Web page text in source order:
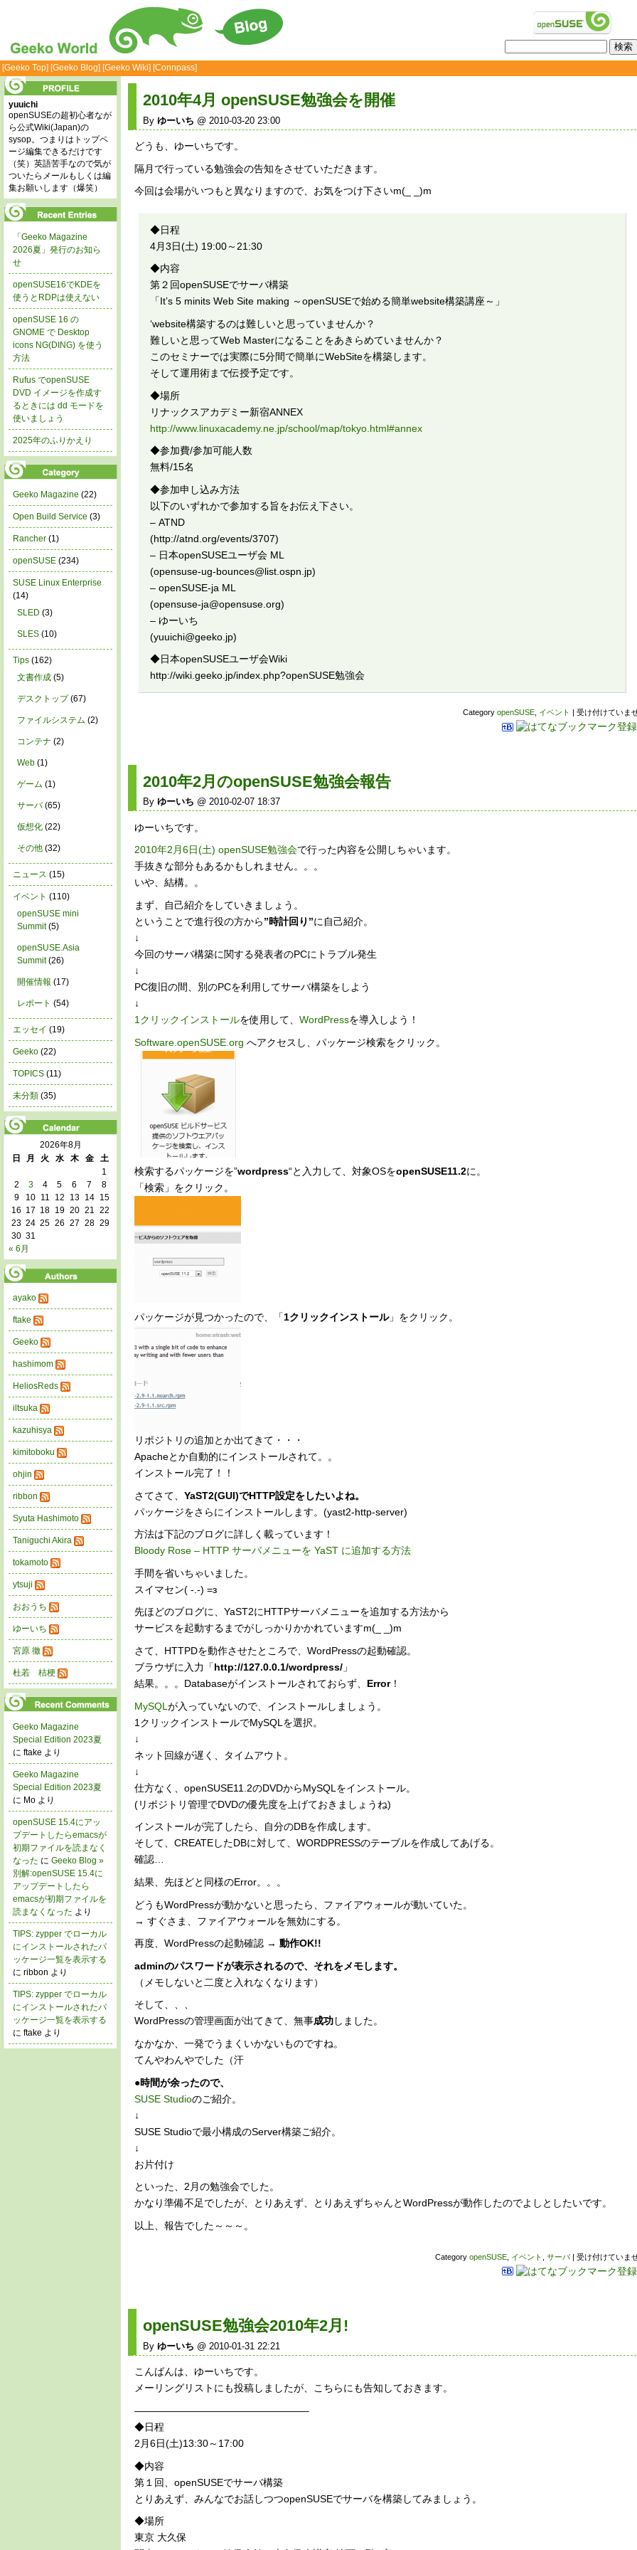
[Geeko Top] [Geeko Blog] [Geeko Wiki] [Connpass]
2010年4月 openSUSE勉強会を開催
By ゆーいち @ 2010-03-20 23:00
どうも、ゆーいちです。
隔月で行っている勉強会の告知をさせていただきます。
今回は会場がいつもと異なりますので、お気をつけ下さいm(_ _)m
◆日程
4月3日(土) 19:00～21:30
◆内容
第２回openSUSEでサーバ構築
「It’s 5 minits Web Site making ～openSUSEで始める簡単website構築講座～」
‘website構築するのは難しいと思っていませんか？
難しいと思ってWeb Masterになることをあきらめていませんか？
このセミナーでは実際に5分間で簡単にWebSiteを構築します。
そして運用術まで伝授予定です。
◆場所
リナックスアカデミー新宿ANNEX
http://www.linuxacademy.ne.jp/school/map/tokyo.html#annex
◆参加費/参加可能人数
無料/15名
◆参加申し込み方法
以下のいずれかで参加する旨をお伝え下さい。
– ATND
(http://atnd.org/events/3707)
– 日本openSUSEユーザ会 ML
(opensuse-ug-bounces@list.ospn.jp)
– openSUSE-ja ML
(opensuse-ja@opensuse.org)
– ゆーいち
(yuuichi@geeko.jp)
◆日本openSUSEユーザ会Wiki
http://wiki.geeko.jp/index.php?openSUSE勉強会
Category openSUSE, イベント 受け付けていま
2010年2月のopenSUSE勉強会報告
By ゆーいち @ 2010-02-07 18:37
ゆーいちです。
2010年2月6日(土) openSUSE勉強会で行った内容を公開しちゃいます。
手抜きな部分もあるかもしれません。。。
いや、結構。。
まず、自己紹介をしていきましょう。
ということで進行役の方から”時計回り”に自己紹介。
↓
今回のサーバ構築に関する発表者のPCにトラブル発生
↓
PC復旧の間、別のPCを利用してサーバ構築をしよう
↓
1クリックインストールを使用して、 WordPressを導入しよう！
Software.openSUSE.org へアクセスし、パッケージ検索をクリック。
検索するパッケージを”wordpress“と入力して、対象OSをopenSUSE11.2に。
「検索」をクリック。
パッケージが見つかったので、「1クリックインストール」をクリック。
リポジトリの追加とか出てきて・・・
Apacheとか自動的にインストールされて。。
インストール完了！！
さてさて、 YaST2(GUI)でHTTP設定をしたいよね。
パッケージをさらにインストールします。(yast2-http-server)
方法は下記のブログに詳しく載っています！
Bloody Rose – HTTP サーバメニューを YaST に追加する方法
手間を省いちゃいました。
スイマセン( -.-) =з
先ほどのブログに、YaST2にHTTPサーバメニューを追加する方法から
サービスを起動するまでがしっかりかかれていますm(_ _)m
さて、HTTPDを動作させたところで、WordPressの起動確認。
ブラウザに入力「http://127.0.0.1/wordpress/」
結果。。。Databaseがインストールされておらず、 Error！
MySQL が入っていないので、インストールしましょう。
1クリックインストールでMySQLを選択。
↓
ネット回線が遅く、タイムアウト。
↓
仕方なく、openSUSE11.2のDVDからMySQLをインストール。
(リポジトリ管理でDVDの優先度を上げておきましょうね)
インストールが完了したら、自分のDBを作成します。
そして、CREATEしたDBに対して、WORDPRESSのテーブルを作成してあげる。
確認…
結果、先ほどと同様のError。。。
どうもWordPressが動かないと思ったら、ファイアウォールが動いていた。
→ すぐさま、ファイアウォールを無効にする。
再度、WordPressの起動確認 → 動作OK!!
adminのパスワードが表示されるので、それをメモします。
（メモしないと二度と入れなくなります）
そして、、、
WordPressの管理画面が出てきて、無事成功しました。
なかなか、一発でうまくいかないものですね。
てんやわんやでした（汗
●時間が余ったので、
SUSE Studioのご紹介。
↓
SUSE Studioで最小構成のServer構築ご紹介。
↓
お片付け
といった、2月の勉強会でした。
かなり準備不足でしたが、とりあえず、とりあえずちゃんとWordPressが動作したのでよしとしたいです。
以上、報告でした～～～。
Category openSUSE イベント サーバ | 受け付けていま
openSUSE勉強会2010年2月!
By ゆーいち @ 2010-01-31 22:21
こんばんは、ゆーいちです。
メーリングリストにも投稿しましたが、こちらにも告知しておきます。
—————————————————–
◆日程
2月6日(土)13:30～17:00
◆内容
第１回、openSUSEでサーバ構築
とりあえず、みんなでお話しつつopenSUSEでサーバを構築してみましょう。
◆場所
東京 大久保
yuuichi
openSUSEの超初心者なが
ら公式Wiki(Japan)の
sysop。つまりはトップペ
ージ編集できるだけです
（笑）英語苦手なので気が
ついたらメールもしくは編
集お願いします（爆笑）
「Geeko Magazine
2026夏」発行のお知ら
せ
openSUSE16でKDEを
使うとRDPは使えない
openSUSE 16 の
GNOME で Desktop
icons NG(DING) を使う
方法
Rufus でopenSUSE
DVD イメージを作成す
るときには dd モードを
使いましょう
2025年のふりかえり
Geeko Magazine (22)
Open Build Service (3)
Rancher (1)
openSUSE (234)
SUSE Linux Enterprise
(14)
SLED (3)
SLES (10)
Tips (162)
文書作成 (5)
デスクトップ(67)
ファイルシステム (2)
コンテナ (2)
Web (1)
ゲーム (1)
サーバ(65)
仮想化 (22)
その他 (32)
ニュース (15)
イベント (110)
openSUSE mini
Summit(5)
openSUSE.Asia
Summit(26)
開催情報 (17)
レポート (54)
エッセイ (19)
Geeko (22)
TOPICS (11)
未分類 (35)
2026年8月
日
月 火 水 木 金
土
1
2
3 4 5 6 7
8
9
10 11 12 13 14
15
16 17 18 19 20 21 22
23 24 25 26 27 28 29
30 31
« 6月
ayako
ftake
Geeko
hashimom
HeliosReds
iltsuka
kazuhisya
kimitoboku
ohjin
ribbon
Syuta Hashimoto
Taniguchi Akira
tokamoto
ytsuji
おおうち
ゆーいち
宮原 徹
杜若 桔梗
Geeko Magazine
Special Edition 2023夏
に ftake より
Geeko Magazine
Special Edition 2023夏
に Mo より
openSUSE 15.4にアッ
プデートしたらemacsが
初期ファイルを読まなく
なった に Geeko Blog »
別解:openSUSE 15.4に
アップデートしたら
emacsが初期ファイルを
読まなくなった より
TIPS: zypper でローカル
にインストールされたパ
ッケージ一覧を表示する
に ribbon より
TIPS: zypper でローカル
にインストールされたパ
ッケージ一覧を表示する
に ftake より